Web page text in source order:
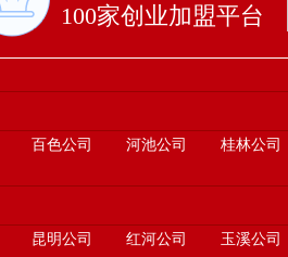
100家创业加盟平台
百色公司 河池公司 桂林公司
昆明公司 红河公司 玉溪公司